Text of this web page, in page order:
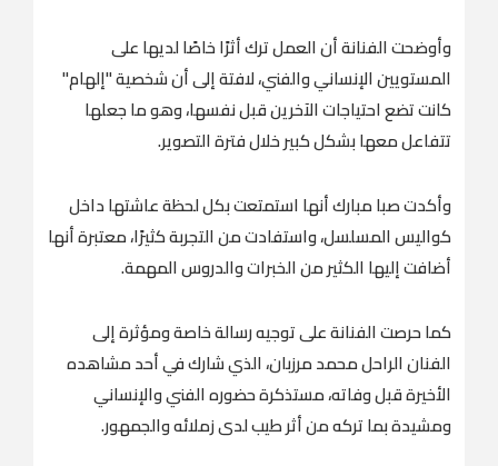
وأوضحت الفنانة أن العمل ترك أثرًا خاصًا لديها على
المستويين الإنساني والفني، لافتة إلى أن شخصية "إلهام"
كانت تضع احتياجات الآخرين قبل نفسها، وهو ما جعلها
تتفاعل معها بشكل كبير خلال فترة التصوير.
وأكدت صبا مبارك أنها استمتعت بكل لحظة عاشتها داخل
كواليس المسلسل، واستفادت من التجربة كثيرًا، معتبرة أنها
أضافت إليها الكثير من الخبرات والدروس المهمة.
كما حرصت الفنانة على توجيه رسالة خاصة ومؤثرة إلى
الفنان الراحل محمد مرزبان، الذي شارك في أحد مشاهده
الأخيرة قبل وفاته، مستذكرة حضوره الفني والإنساني
ومشيدة بما تركه من أثر طيب لدى زملائه والجمهور.